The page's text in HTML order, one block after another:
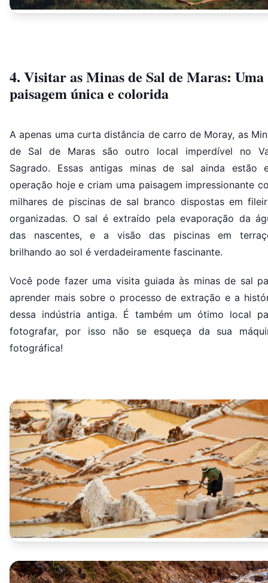
4. Visitar as Minas de Sal de Maras: Uma
paisagem única e colorida
A apenas uma curta distância de carro de Moray, as
de Sal de Maras são outro local imperdível no
Sagrado. Essas antigas minas de sal ainda estão
operação hoje e criam uma paisagem impressionante
milhares de piscinas de sal branco dispostas em
organizadas. O sal é extraído pela evaporação da
das nascentes, e a visão das piscinas em
brilhando ao sol é verdadeiramente fascinante.
Você pode fazer uma visita guiada às minas de sal
aprender mais sobre o processo de extração e a
dessa indústria antiga. É também um ótimo local
fotografar, por isso não se esqueça da sua
fotográfica!